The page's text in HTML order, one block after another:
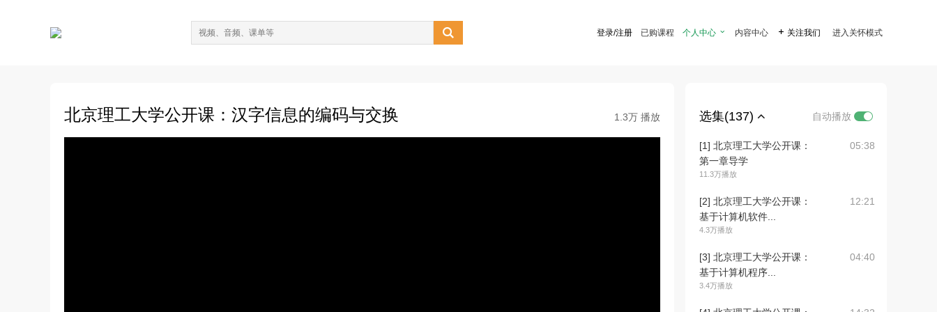
 登录/注册 已购课程 个人中心  内容中心  关注我们 进入关怀模式
北京理工大学公开课：汉字信息的编码与交换 1.3万 播放 选集(137) 自动播放
[1] 北京理工大学公开课：
第一章导学
11.3万播放
05:38
[2] 北京理工大学公开课：
基于计算机软件...
4.3万播放
12:21
[3] 北京理工大学公开课：
基于计算机程序...
3.4万播放
04:40